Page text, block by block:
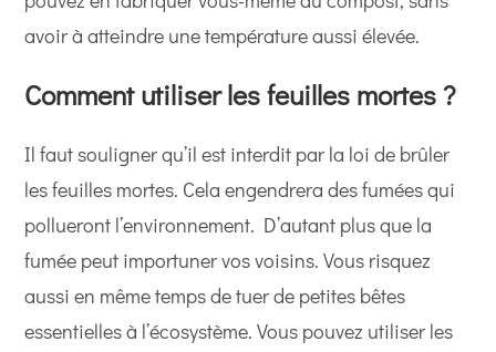
avoir à atteindre une température aussi élevée.
Comment utiliser les feuilles mortes ?
Il faut souligner qu’il est interdit par la loi de brûler
les feuilles mortes. Cela engendrera des fumées qui
pollueront l’environnement. D’autant plus que la
fumée peut importuner vos voisins. Vous risquez
aussi en même temps de tuer de petites bêtes
essentielles à l’écosystème. Vous pouvez utiliser les